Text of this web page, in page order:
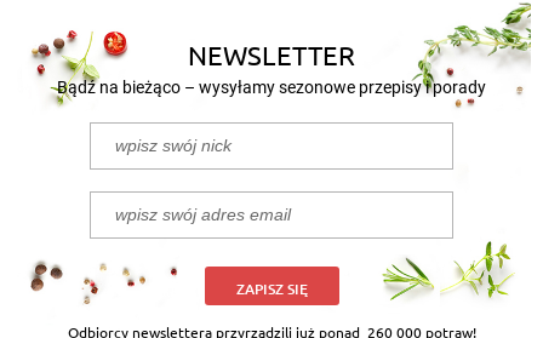
NEWSLETTER
Bądź na bieżąco – wysyłamy sezonowe przepisy i porady
ZAPISZ SIĘ
Odbiorcy newslettera przyrządzili już ponad 260 000 potraw!